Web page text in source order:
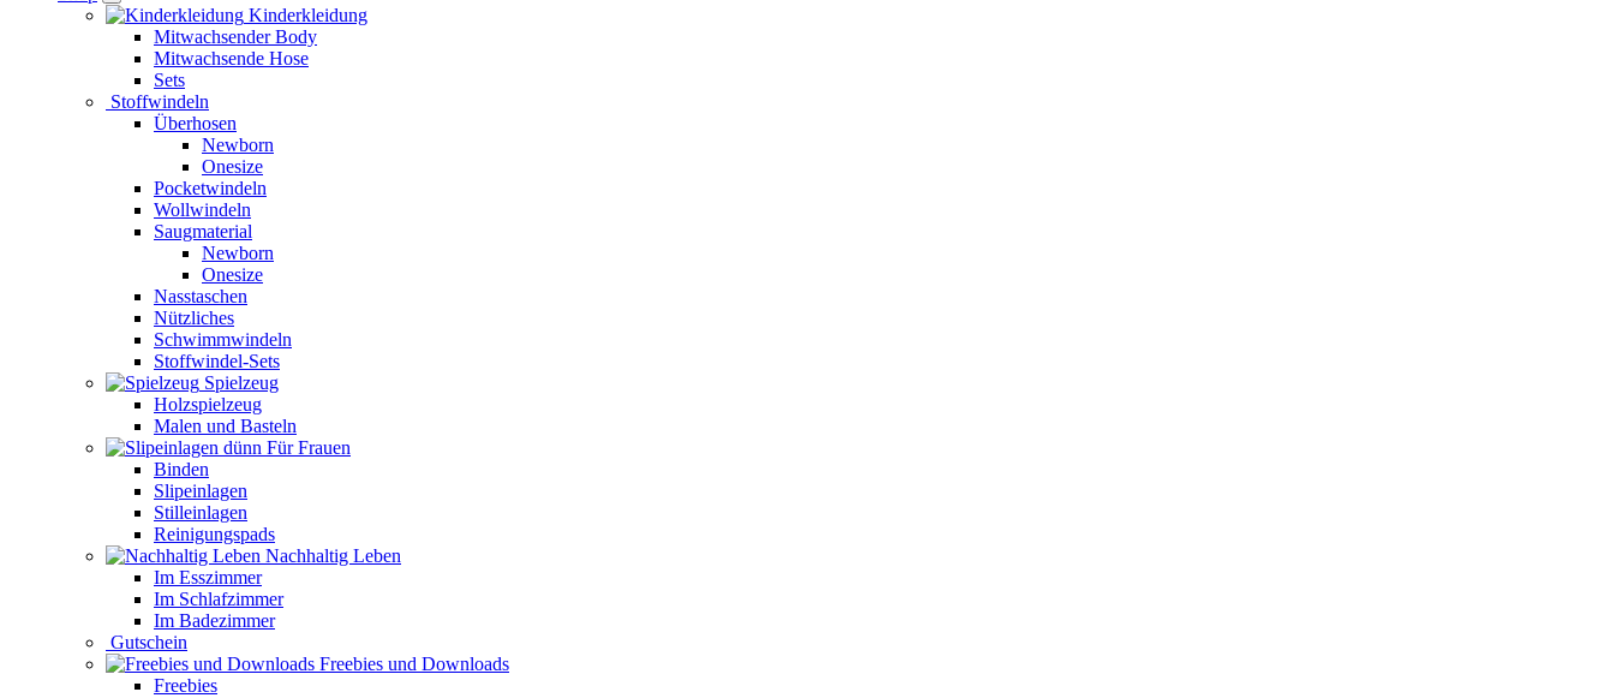
Kinderkleidung
Mitwachsender Body
Mitwachsende Hose
Sets
Stoffwindeln
Überhosen
Newborn
Onesize
Pocketwindeln
Wollwindeln
Saugmaterial
Newborn
Onesize
Nasstaschen
Nützliches
Schwimmwindeln
Stoffwindel-Sets
Spielzeug
Holzspielzeug
Malen und Basteln
Für Frauen
Binden
Slipeinlagen
Stilleinlagen
Reinigungspads
Nachhaltig Leben
Im Esszimmer
Im Schlafzimmer
Im Badezimmer
Gutschein
Freebies und Downloads
Freebies